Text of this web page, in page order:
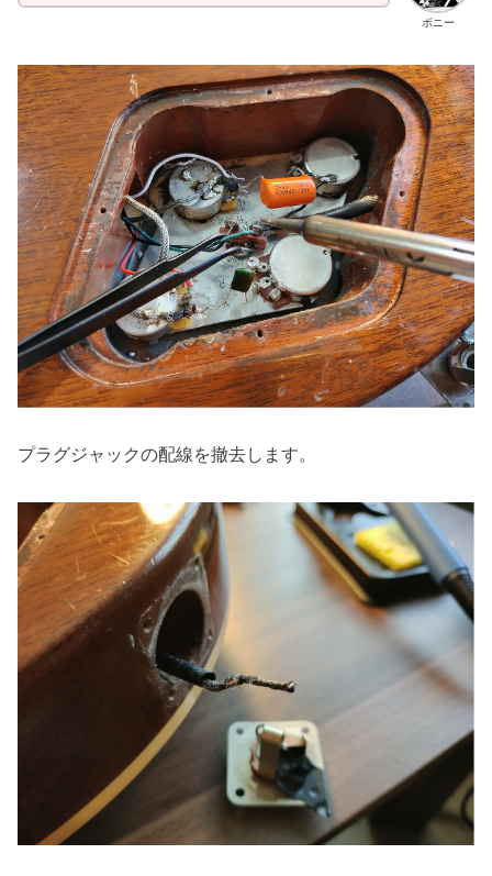
ボニー
プラグジャックの配線を撤去します。